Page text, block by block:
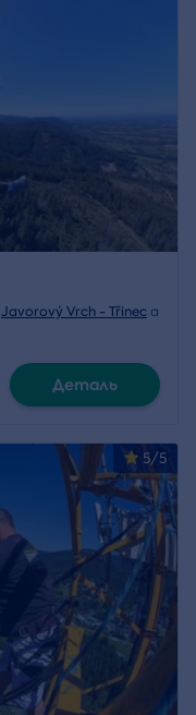
Javorový Vrch - Třinec a
Деталь
5/5